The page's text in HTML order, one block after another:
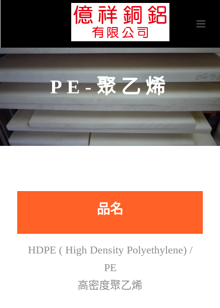
PE-聚乙烯
品名
HDPE ( High Density Polyethylene) /
PE
高密度聚乙烯